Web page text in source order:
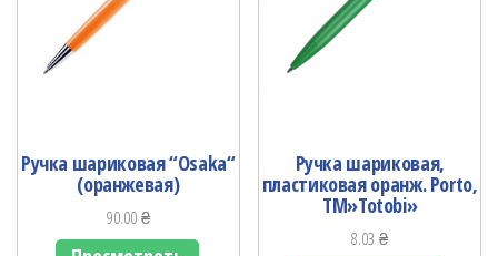
Ручка шариковая “Osaka“
(оранжевая)
90.00₴
Ручка шариковая,
пластиковая оранж. Porto,
ТМ»Totobi»
8.03₴